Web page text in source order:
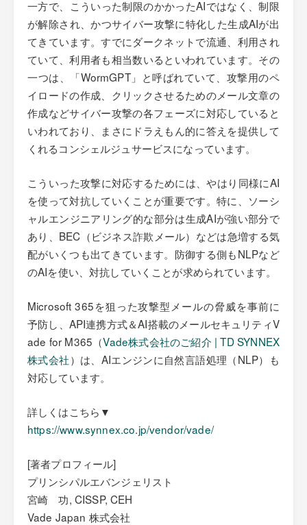
一方で、こういった制限のかかったAIではなく、制限
が解除され、かつサイバー攻撃に特化した生成AIが出
てきています。すでにダークネットで流通、利用され
ていて、利用者も相当数いるといわれています。その
一つは、「WormGPT」と呼ばれていて、攻撃用のペ
イロードの作成、クリックさせるためのメール文章の
作成などサイバー攻撃の各フェーズに対応していると
いわれており、まさにドラえもん的に答えを提供して
くれるコンシェルジュサービスになっています。
こういった攻撃に対応するためには、やはり同様にAI
を使って対抗していくことが重要です。特に、ソーシ
ャルエンジニアリング的な部分は生成AIが強い部分で
あり、BEC（ビジネス詐欺メール）などは急増する気
配がいくつも出てきています。防御する側もNLPなど
のAIを使い、対抗していくことが求められています。
Microsoft 365を狙った攻撃型メールの脅威を事前に
予防し、API連携方式＆AI搭載のメールセキュリティV
ade for M365（Vade株式会社のご紹介 | TD SYNNEX
株式会社）は、AIエンジンに自然言語処理（NLP）も
対応しています。
詳しくはこちら▼
https://www.synnex.co.jp/vendor/vade/
[著者プロフィール]
プリンシパルエバンジェリスト
宮崎 功, CISSP, CEH
Vade Japan 株式会社